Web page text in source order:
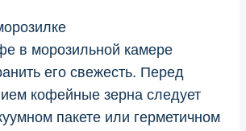
в морозильной камере
его свежесть. Перед
кофейные зерна следует
пакете или герметичном